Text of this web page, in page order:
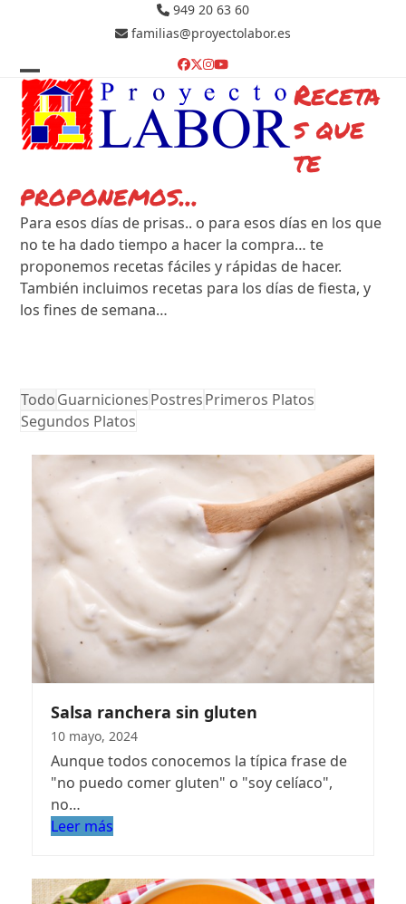
949 20 63 60
familias@proyectolabor.es
Facebook
Twitter
Instagram
YouTube
Open
mobile
menu
Close
mobile
menu
Receta
s que
te
proponemos...
Para esos días de prisas.. o para esos días en los que
no te ha dado tiempo a hacer la compra… te
proponemos recetas fáciles y rápidas de hacer.
También incluimos recetas para los días de fiesta, y
los fines de semana…
TodoGuarnicionesPostresPrimeros Platos
Segundos Platos
Salsa ranchera sin gluten
10 mayo, 2024
Aunque todos conocemos la típica frase de
"no puedo comer gluten" o "soy celíaco",
no…
Leer más